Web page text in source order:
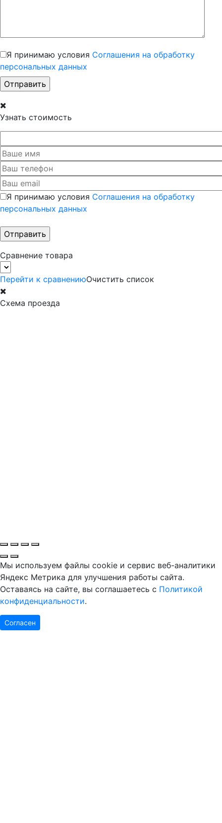
Я принимаю условия Соглашения на обработку
персональных данных
Узнать стоимость
Я принимаю условия Соглашения на обработку
персональных данных
Сравнение товара
Перейти к сравнениюОчистить список
Схема проезда
Мы используем файлы cookie и сервис веб-аналитики
Яндекс Метрика для улучшения работы сайта.
Оставаясь на сайте, вы соглашаетесь с Политикой
конфиденциальности.
Согласен